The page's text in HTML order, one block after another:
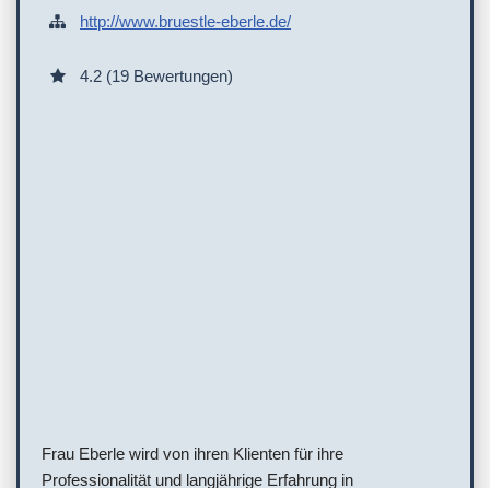
http://www.bruestle-eberle.de/
4.2 (19 Bewertungen)
Frau Eberle wird von ihren Klienten für ihre
Professionalität und langjährige Erfahrung in